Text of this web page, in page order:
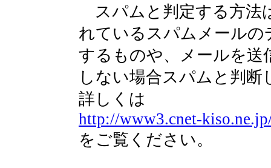
スパムと判定する方法
れているスパムメールの
するものや、メールを送
しない場合スパムと判断
詳しくは
http://www3.cnet-
をご覧ください。